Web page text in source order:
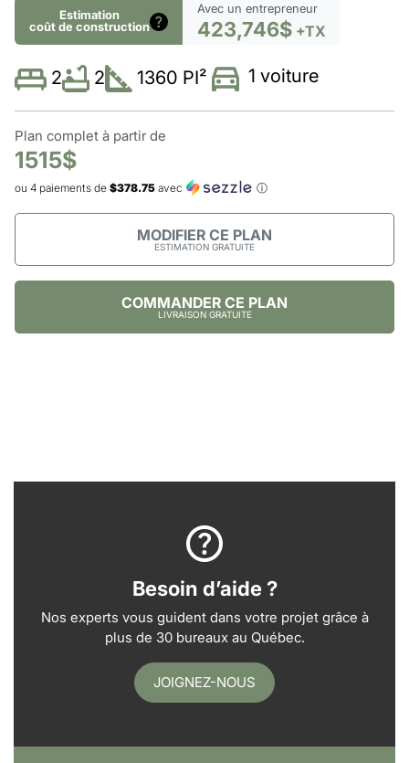
Estimation
coût de construction
Avec un entrepreneur
423,746$ +TX
2 2 1360 PI² 1 voiture
Plan complet à partir de
1515$
ou 4 paiements de $378.75 avec ⓘ
MODIFIER CE PLAN
ESTIMATION GRATUITE
COMMANDER CE PLAN
LIVRAISON GRATUITE
Besoin d’aide ?
Nos experts vous guident dans votre projet grâce à
plus de 30 bureaux au Québec.
JOIGNEZ-NOUS